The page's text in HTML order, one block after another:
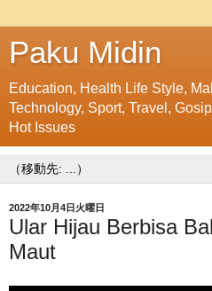
Paku Midin
Education, Health Life Style,
Technology, Sport, Travel,
Hot Issues
2022年10月4日火曜日
Ular Hijau Berbisa
Maut